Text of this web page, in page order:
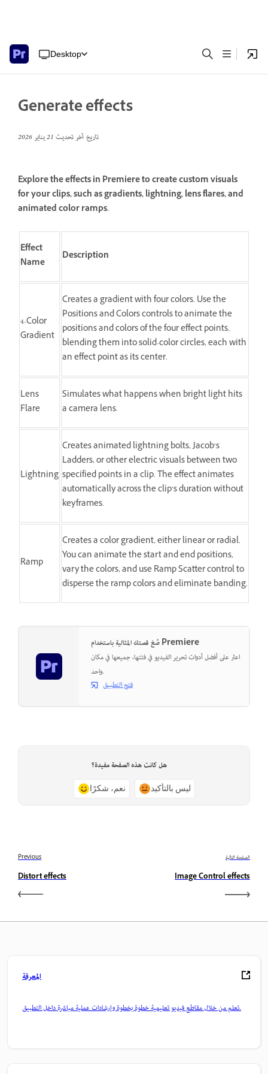
Desktop
Generate effects
تاريخ آخر تحديث21 يناير 2026
Explore the effects in Premiere to create custom visuals
for your clips, such as gradients, lightning, lens flares, and
animated color ramps.
Effect
Name
Description
4-Color
Gradient
Creates a gradient with four colors. Use the
Positions and Colors controls to animate the
positions and colors of the four effect points,
blending them into solid-color circles, each with
an effect point as its center.
Lens
Flare
Simulates what happens when bright light hits
a camera lens.
Lightning
Creates animated lightning bolts, Jacob’s
Ladders, or other electric visuals between two
specified points in a clip. The effect animates
automatically across the clip’s duration without
keyframes.
Ramp
Creates a color gradient, either linear or radial.
You can animate the start and end positions,
vary the colors, and use Ramp Scatter control to
disperse the ramp colors and eliminate banding.
صُغ قصتك المثالية باستخدام Premiere
اعثر على أفضل أدوات تحرير الفيديو في فئتها، جميعها في مكان
واحد.
فتح التطبيق
هل كانت هذه الصفحة مفيدة؟
نعم، شكرًا ليس بالتأكيد
Previous
Distort effects
الصفحة التالية
Image Control effects
المعرفة
تعلم من خلال مقاطع فيديو تعليمية خطوة بخطوة وإرشادات عملية مباشرة داخل التطبيق.